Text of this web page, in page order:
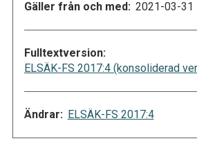
Gäller från och med: 2021-03-31
Fulltextversion:
ELSÄK-FS 2017:4 (konsoliderad
Ändrar: ELSÄK-FS 2017:4